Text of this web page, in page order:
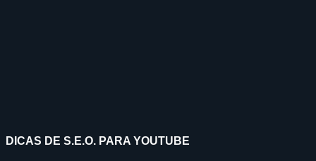
DICAS DE S.E.O. PARA YOUTUBE